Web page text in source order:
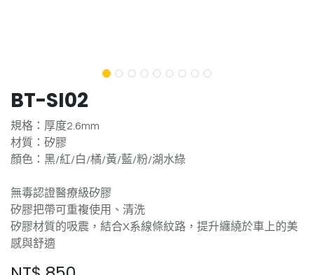
BT-SI02
規格：厚度2.6mm
材質：矽膠
顏色：黑/紅/白/橘/黃/藍/粉/湖水綠
無毒認證醫療級矽膠
矽膠把帶可重複使用、清洗
矽膠材質的吸震，結合X系線條紋路，提升纏繞於車上的美
感與舒適